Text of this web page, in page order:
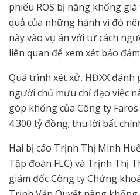
phiếu ROS bị nâng khống
quả của những hành vi đó
này vào vụ án với tư cách
liên quan để xem xét bảo
Quá trình xét xử, HĐXX đánh
người chủ mưu chỉ đạo việc
góp khống của Công ty
4.300 tỷ đồng; thu lời bất
Hai bị cáo Trịnh Thị Minh
Tập đoàn FLC) và Trịnh Thị
giám đốc Công ty Chứng